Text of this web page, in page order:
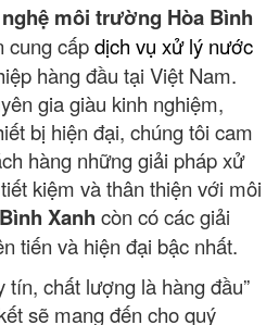
môi trường Hòa Bình
cung cấpdịch vụ xử lý nước
hàng đầu tại Việt Nam.
gia giàu kinh nghiệm,
bị hiện đại, chúng tôi cam
hàng những giải pháp xử
kiệm và thân thiện với môi
Xanh còn có các giải
tiến và hiện đại bậc nhất.
tín, chất lượng là hàng đầu”
sẽ mang đến cho quý